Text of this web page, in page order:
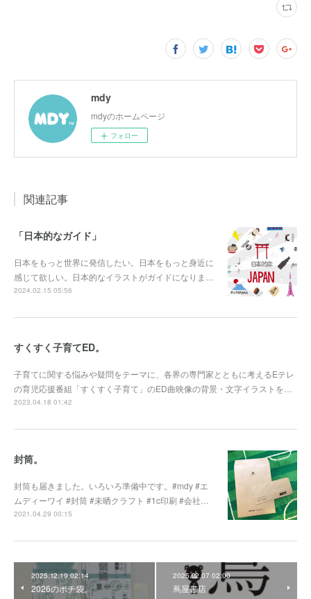
mdy
mdyのホームページ
フォロー
関連記事
「日本的なガイド」
日本をもっと世界に発信したい。日本をもっと身近に
感じて欲しい。日本的なイラストがガイドになりま…
2024.02.15 05:56
すくすく子育てED。
子育てに関する悩みや疑問をテーマに、各界の専門家とともに考えるEテレ
の育児応援番組「すくすく子育て」のED曲映像の背景・文字イラストを…
2023.04.18 01:42
封筒。
封筒も届きました。いろいろ準備中です。#mdy #エ
ムディーワイ #封筒 #未晒クラフト #1c印刷 #会社…
2021.04.29 00:15
2025.12.19 02:14
2026のポチ袋。
2025.02.07 02:00
蔦屋書店